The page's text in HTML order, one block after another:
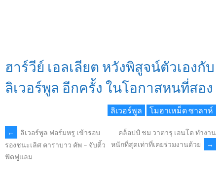
ฮาร์วีย์ เอลเลียต หวังพิสูจน์ตัวเองกับ
ลิเวอร์พูล อีกครั้ง ในโอกาสหนที่สอง
ลิเวอร์พูล โมฮาเหม็ด ซาลาห์
POST
NAVIGATION
←
ลิเวอร์พูล ฟอร์มหรู เข้ารอบ
รองชนะเลิศ คาราบาว คัพ – จับติ้ว
ฟัดฟูแลม
คล็อปป์ ชม วาตารุ เอนโด ทำงาน
หนักที่สุดเท่าที่เคยร่วมงานด้วย
→